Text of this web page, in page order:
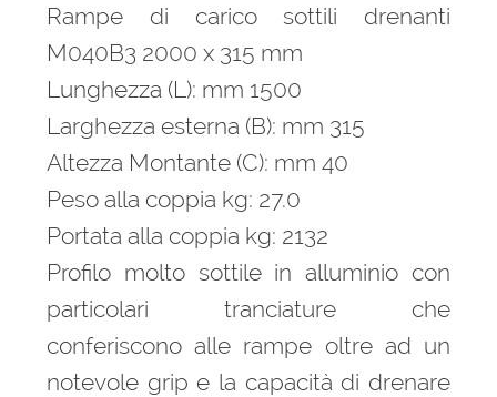
Rampe di carico sottili drenanti
M040B3 2000 x 315 mm
Lunghezza (L): mm 1500
Larghezza esterna (B): mm 315
Altezza Montante (C): mm 40
Peso alla coppia kg: 27.0
Portata alla coppia kg: 2132
Profilo molto sottile in alluminio con
particolari tranciature che
conferiscono alle rampe oltre ad un
notevole grip e la capacità di drenare